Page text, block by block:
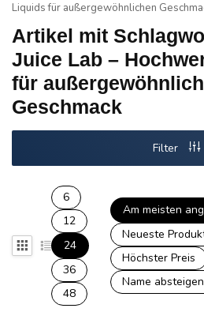
Liquids für außergewöhnlichen
Artikel mit
Juice Lab –
für
Geschmack
Filter
6
12
24
36
48
Am meisten
Neueste
Höchster Preis
Name